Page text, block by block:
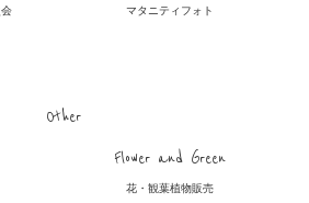
マタニティフォト
Other
Flower and Green
花・観葉植物販売